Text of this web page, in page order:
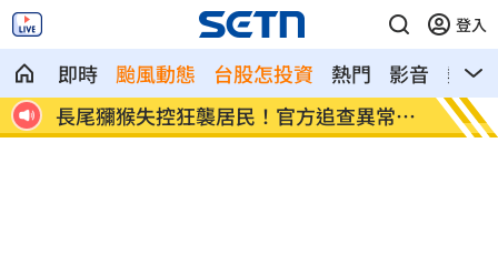
登入
即時 颱風動態 台股怎投資 熱門 影音
熱搜
、
長尾獼猴失控狂襲居民！官方追查異常原
因
伊波